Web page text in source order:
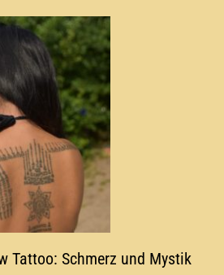
Tattoo: Schmerz und Mystik